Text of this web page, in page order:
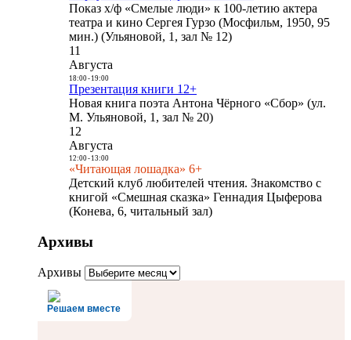
Показ х/ф «Смелые люди» к 100-летию актера
театра и кино Сергея Гурзо (Мосфильм, 1950, 95
мин.) (Ульяновой, 1, зал № 12)
11
Августа
18:00- 19:00
Презентация книги 12+
Новая книга поэта Антона Чёрного «Сбор» (ул.
М. Ульяновой, 1, зал № 20)
12
Августа
12:00- 13:00
«Читающая лошадка» 6+
Детский клуб любителей чтения. Знакомство с
книгой «Смешная сказка» Геннадия Цыферова
(Конева, 6, читальный зал)
Архивы
Архивы
Решаем вместе